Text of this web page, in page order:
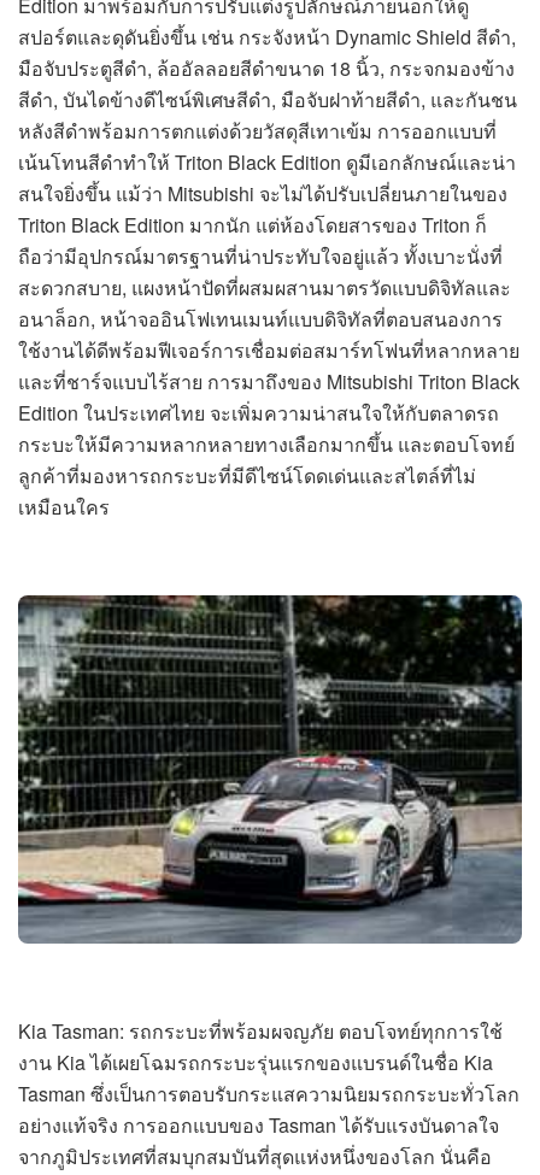
สปอร์ตและดุดันยิ่งขึ้น เช่น กระจังหน้า Dynamic Shield สีดำ,
มือจับประตูสีดำ, ล้ออัลลอยสีดำขนาด 18 นิ้ว, กระจกมองข้าง
สีดำ, บันไดข้างดีไซน์พิเศษสีดำ, มือจับฝาท้ายสีดำ, และกันชน
หลังสีดำพร้อมการตกแต่งด้วยวัสดุสีเทาเข้ม การออกแบบที่
เน้นโทนสีดำทำให้ Triton Black Edition ดูมีเอกลักษณ์และน่า
สนใจยิ่งขึ้น แม้ว่า Mitsubishi จะไม่ได้ปรับเปลี่ยนภายในของ
Triton Black Edition มากนัก แต่ห้องโดยสารของ Triton ก็
ถือว่ามีอุปกรณ์มาตรฐานที่น่าประทับใจอยู่แล้ว ทั้งเบาะนั่งที่
สะดวกสบาย, แผงหน้าปัดที่ผสมผสานมาตรวัดแบบดิจิทัลและ
อนาล็อก, หน้าจออินโฟเทนเมนท์แบบดิจิทัลที่ตอบสนองการ
ใช้งานได้ดีพร้อมฟีเจอร์การเชื่อมต่อสมาร์ทโฟนที่หลากหลาย
และที่ชาร์จแบบไร้สาย การมาถึงของ Mitsubishi Triton Black
Edition ในประเทศไทย จะเพิ่มความน่าสนใจให้กับตลาดรถ
กระบะให้มีความหลากหลายทางเลือกมากขึ้น และตอบโจทย์
ลูกค้าที่มองหารถกระบะที่มีดีไซน์โดดเด่นและสไตล์ที่ไม่
เหมือนใคร
Kia Tasman: รถกระบะที่พร้อมผจญภัย ตอบโจทย์ทุกการใช้
งาน Kia ได้เผยโฉมรถกระบะรุ่นแรกของแบรนด์ในชื่อ Kia
Tasman ซึ่งเป็นการตอบรับกระแสความนิยมรถกระบะทั่วโลก
อย่างแท้จริง การออกแบบของ Tasman ได้รับแรงบันดาลใจ
จากภูมิประเทศที่สมบุกสมบันที่สุดแห่งหนึ่งของโลก นั่นคือ